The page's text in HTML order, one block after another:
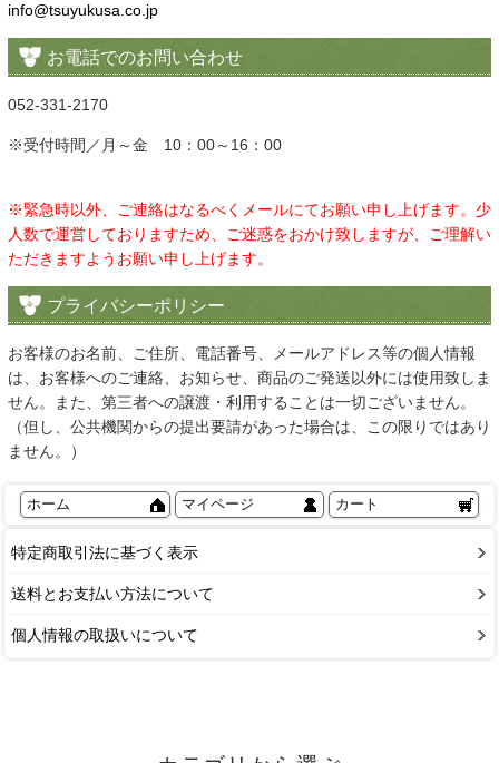
info@tsuyukusa.co.jp
お電話でのお問い合わせ
052-331-2170
※受付時間／月～金 10：00～16：00
※緊急時以外、ご連絡はなるべくメールにてお願い申し上げます。少
人数で運営しておりますため、ご迷惑をおかけ致しますが、ご理解い
ただきますようお願い申し上げます。
プライバシーポリシー
お客様のお名前、ご住所、電話番号、メールアドレス等の個人情報
は、お客様へのご連絡、お知らせ、商品のご発送以外には使用致しま
せん。また、第三者への譲渡・利用することは一切ございません。
（但し、公共機関からの提出要請があった場合は、この限りではあり
ません。）
ホーム マイページ カート
特定商取引法に基づく表示
送料とお支払い方法について
個人情報の取扱いについて